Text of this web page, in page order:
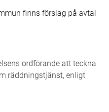
finns förslag på avtal
ordförande att teckna
räddningstjänst, enligt